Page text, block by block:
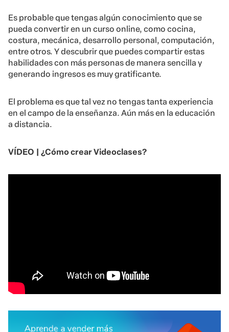
Es probable que tengas algún conocimiento que se
pueda convertir en un curso online, como cocina,
costura, mecánica, desarrollo personal, computación,
entre otros. Y descubrir que puedes compartir estas
habilidades con más personas de manera sencilla y
generando ingresos es muy gratificante.
El problema es que tal vez no tengas tanta experiencia
en el campo de la enseñanza. Aún más en la educación
a distancia.
VÍDEO | ¿Cómo crear Videoclases?